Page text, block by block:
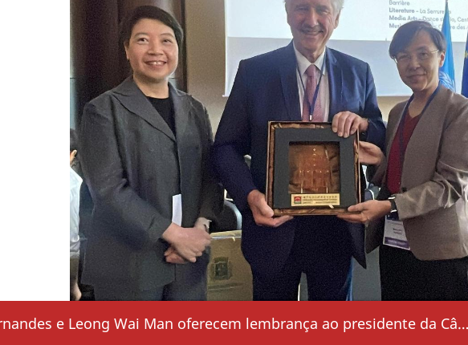
Maria Helena de Senna Fernandes e Leong Wai Man oferecem lembrança ao presidente da Câmara Municipal da cidade francesa de Enghien-les-Bains, Philippe Sueur